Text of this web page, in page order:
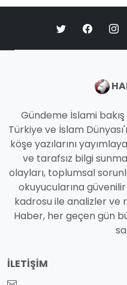
Gündeme İslami
Türkiye ve İslam
köşe yazılarını
ve tarafsız bilgi
olayları, toplumsal
okuyucularına
kadrosu ile analizler ve
Haber, her geçen gün
İLETIŞIM